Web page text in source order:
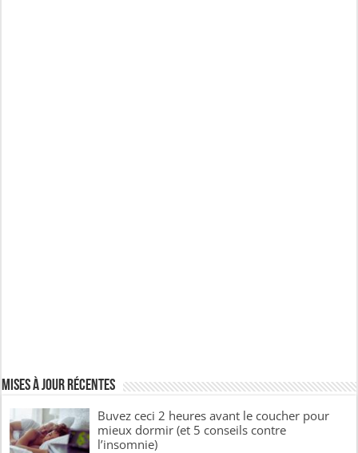
Mises à jour récentes
Buvez ceci 2 heures avant le coucher pour
mieux dormir (et 5 conseils contre
l’insomnie)